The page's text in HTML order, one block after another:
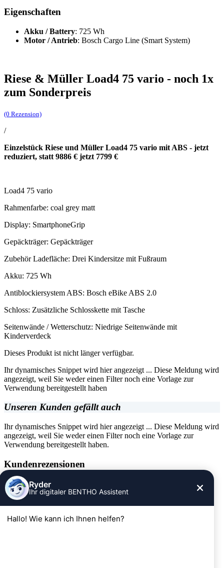
Eigenschaften
Akku / Battery: 725 Wh
Motor / Antrieb: Bosch Cargo Line (Smart System)
Riese & Müller Load4 75 vario - noch 1x
zum Sonderpreis
(0 Rezension)
/
Einzelstück Riese und Müller Load4 75 vario mit ABS - jetzt
reduziert, statt 9886 € jetzt 7799 €
Load4 75 vario
Rahmenfarbe: coal grey matt
Display: SmartphoneGrip
Gepäckträger: Gepäckträger
Zubehör Ladefläche: Drei Kindersitze mit Fußraum
Akku: 725 Wh
Antiblockiersystem ABS: Bosch eBike ABS 2.0
Schloss: Zusätzliche Schlosskette mit Tasche
Seitenwände / Wetterschutz: Niedrige Seitenwände mit
Kinderverdeck
Dieses Produkt ist nicht länger verfügbar.
Ihr dynamisches Snippet wird hier angezeigt ... Diese Meldung wird
angezeigt, weil Sie weder einen Filter noch eine Vorlage zur
Verwendung bereitgestellt haben
Unseren Kunden gefällt auch
Ihr dynamisches Snippet wird hier angezeigt ... Diese Meldung wird
angezeigt, weil Sie weder einen Filter noch eine Vorlage zur
Verwendung bereitgestellt haben.
Kundenrezensionen
Informationen
Impressum
AGB
Widerrufsrecht